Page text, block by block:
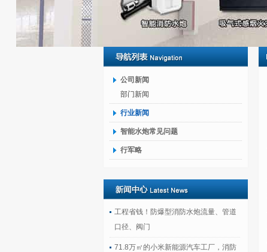
公司新闻
部门新闻
行业新闻
智能水炮常见问题
行军略
工程省钱！防爆型消防水炮流量、管道
口径、阀门
71.8万㎡的小米新能源汽车工厂，消防